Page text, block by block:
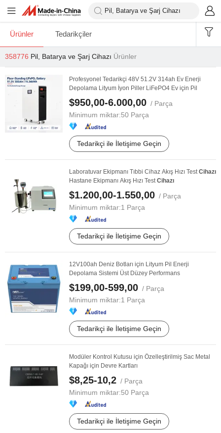
Ürünler Tedarikçiler
358776 Pil, Batarya ve Şarj Cihazı Ürünler
Profesyonel Tedarikçi 48V 51.2V 314ah Ev Enerji
Depolama Lityum İyon Piller LiFePO4 Ev için Pil
$950,00-6.000,00 / Parça
Minimum miktar:50 Parça
Tedarikçi ile İletişime Geçin
Laboratuvar Ekipmanı Tıbbi Cihaz Akış Hızı TestCihazı
Hastane Ekipmanı Akış Hızı TestCihazı
$1.200,00-1.550,00 / Parça
Minimum miktar:1 Parça
Tedarikçi ile İletişime Geçin
12V100ah Deniz Botları için Lityum Pil Enerji
Depolama Sistemi Üst Düzey Performans
$199,00-599,00 / Parça
Minimum miktar:1 Parça
Tedarikçi ile İletişime Geçin
Modüler Kontrol Kutusu için Özelleştirilmiş Sac Metal
Kapağı için Devre Kartları
$8,25-10,2 / Parça
Minimum miktar:50 Parça
Tedarikçi ile İletişime Geçin